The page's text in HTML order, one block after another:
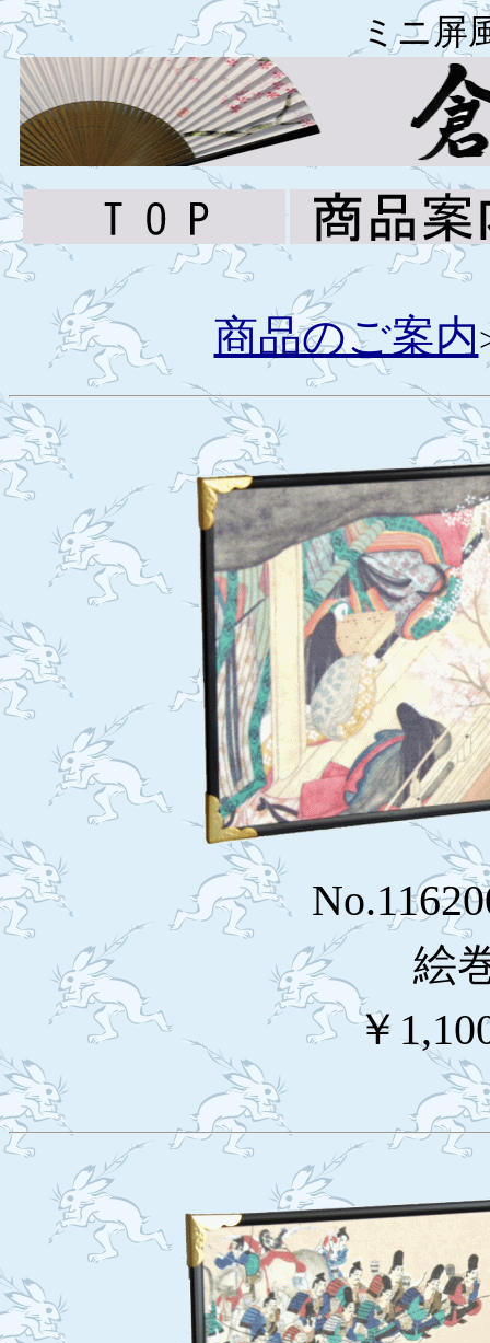
ミニ屏
商品のご案内
絵
￥